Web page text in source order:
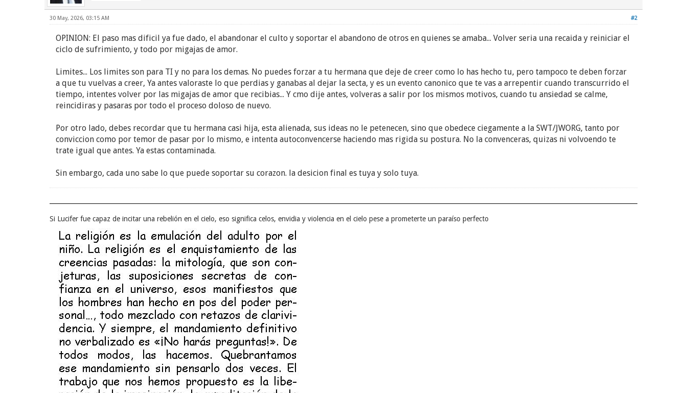
#2
30 May, 2026, 03:15 AM
OPINION: El paso mas dificil ya fue dado, el abandonar el culto y soportar el abandono de otros en quienes se amaba... Volver seria una recaida y reiniciar el
ciclo de sufrimiento, y todo por migajas de amor.
Limites... Los limites son para TI y no para los demas. No puedes forzar a tu hermana que deje de creer como lo has hecho tu, pero tampoco te deben forzar
a que tu vuelvas a creer, Ya antes valoraste lo que perdias y ganabas al dejar la secta, y es un evento canonico que te vas a arrepentir cuando transcurrido el
tiempo, intentes volver por las migajas de amor que recibias... Y cmo dije antes, volveras a salir por los mismos motivos, cuando tu ansiedad se calme,
reincidiras y pasaras por todo el proceso doloso de nuevo.
Por otro lado, debes recordar que tu hermana casi hija, esta alienada, sus ideas no le petenecen, sino que obedece ciegamente a la SWT/JWORG, tanto por
conviccion como por temor de pasar por lo mismo, e intenta autoconvencerse haciendo mas rigida su postura. No la convenceras, quizas ni volvoendo te
trate igual que antes. Ya estas contaminada.
Sin embargo, cada uno sabe lo que puede soportar su corazon. la desicion final es tuya y solo tuya.
Si Lucifer fue capaz de incitar una rebelión en el cielo, eso significa celos, envidia y violencia en el cielo pese a prometerte un paraíso perfecto